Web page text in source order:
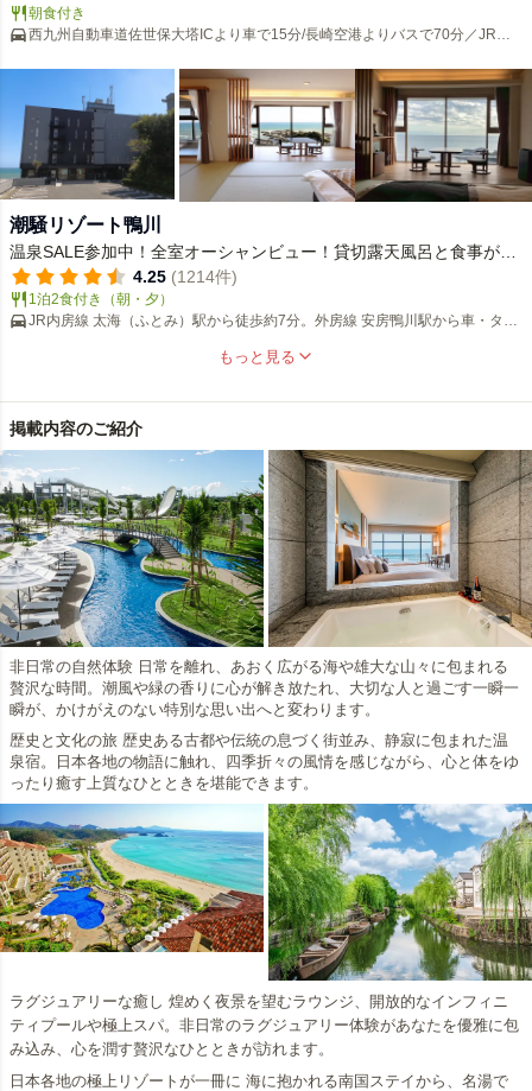
朝食付き
西九州自動車道佐世保大塔ICより車で15分/長崎空港よりバスで70分／JR博
潮騒リゾート鴨川
温泉SALE参加中！全室オーシャンビュー！貸切露天風呂と食事が人
気☆鴨川シーワールドも車10分
4.25 (1214件)
1泊2食付き（朝・夕）
JR内房線 太海（ふとみ）駅から徒歩約7分。外房線 安房鴨川駅から車・タク
もっと見る
掲載内容のご紹介
非日常の自然体験 日常を離れ、あおく広がる海や雄大な山々に包まれる
贅沢な時間。潮風や緑の香りに心が解き放たれ、大切な人と過ごす一瞬一
瞬が、かけがえのない特別な思い出へと変わります。
歴史と文化の旅 歴史ある古都や伝統の息づく街並み、静寂に包まれた温
泉宿。日本各地の物語に触れ、四季折々の風情を感じながら、心と体をゆ
ったり癒す上質なひとときを堪能できます。
ラグジュアリーな癒し 煌めく夜景を望むラウンジ、開放的なインフィニ
ティプールや極上スパ。非日常のラグジュアリー体験があなたを優雅に包
み込み、心を潤す贅沢なひとときが訪れます。
日本各地の極上リゾートが一冊に 海に抱かれる南国ステイから、名湯で